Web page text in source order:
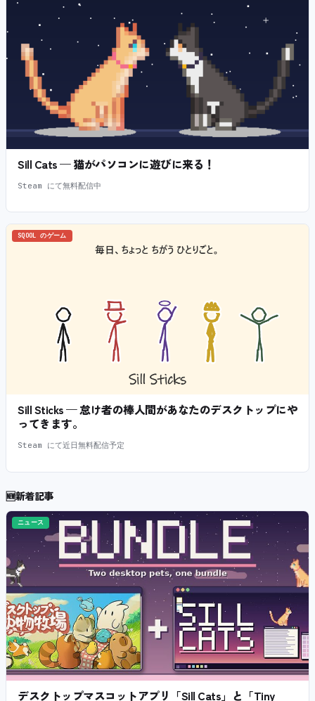
Sill Cats — 猫がパソコンに遊びに来る！
Steam にて無料配信中
SQOOL のゲーム
Sill Sticks — 怠け者の棒人間があなたのデスクトップにや
ってきます。
Steam にて近日無料配信予定
🆕新着記事
ニュース
デスクトップマスコットアプリ「Sill Cats」と「Tiny